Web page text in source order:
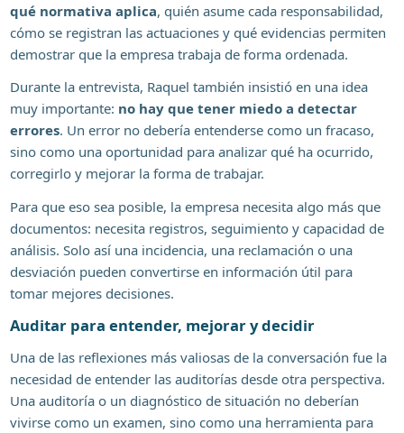
qué normativa aplica, quién asume cada responsabilidad,
cómo se registran las actuaciones y qué evidencias permiten
demostrar que la empresa trabaja de forma ordenada.
Durante la entrevista, Raquel también insistió en una idea
muy importante: no hay que tener miedo a detectar
errores. Un error no debería entenderse como un fracaso,
sino como una oportunidad para analizar qué ha ocurrido,
corregirlo y mejorar la forma de trabajar.
Para que eso sea posible, la empresa necesita algo más que
documentos: necesita registros, seguimiento y capacidad de
análisis. Solo así una incidencia, una reclamación o una
desviación pueden convertirse en información útil para
tomar mejores decisiones.
Auditar para entender, mejorar y decidir
Una de las reflexiones más valiosas de la conversación fue la
necesidad de entender las auditorías desde otra perspectiva.
Una auditoría o un diagnóstico de situación no deberían
vivirse como un examen, sino como una herramienta para